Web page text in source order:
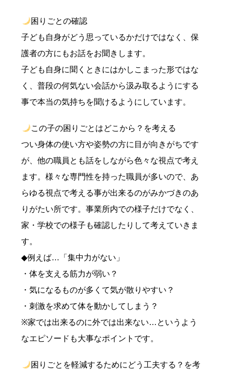
困りごとの確認
子ども自身がどう思っているかだけではなく、保
護者の方にもお話をお聞きします。
子ども自身に聞くときにはかしこまった形ではな
く、普段の何気ない会話から汲み取るようにする
事で本当の気持ちを聞けるようにしています。
この子の困りごとはどこから？を考える
つい身体の使い方や姿勢の方に目が向きがちです
が、他の職員とも話をしながら色々な視点で考え
ます。様々な専門性を持った職員が多いので、あ
らゆる視点で考える事が出来るのがみかづきのあ
りがたい所です。事業所内での様子だけでなく、
家・学校での様子も確認したりして考えていきま
す。
◆例えば…「集中力がない」
・体を支える筋力が弱い？
・気になるものが多くて気が散りやすい？
・刺激を求めて体を動かしてしまう？
※家では出来るのに外では出来ない…というよう
なエピソードも大事なポイントです。
困りごとを軽減するためにどう工夫する？を考